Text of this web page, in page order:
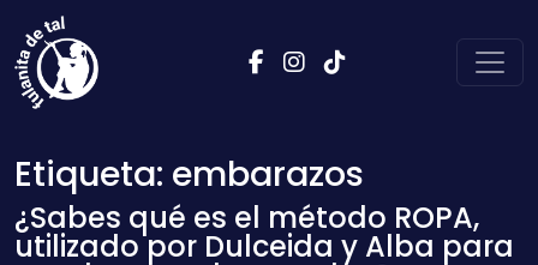
Saltar al contenido
Navegación principal
Etiqueta: embarazos
¿Sabes qué es el método ROPA,
utilizado por Dulceida y Alba para